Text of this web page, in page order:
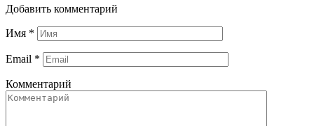
Добавить комментарий
Имя *
Email *
Комментарий